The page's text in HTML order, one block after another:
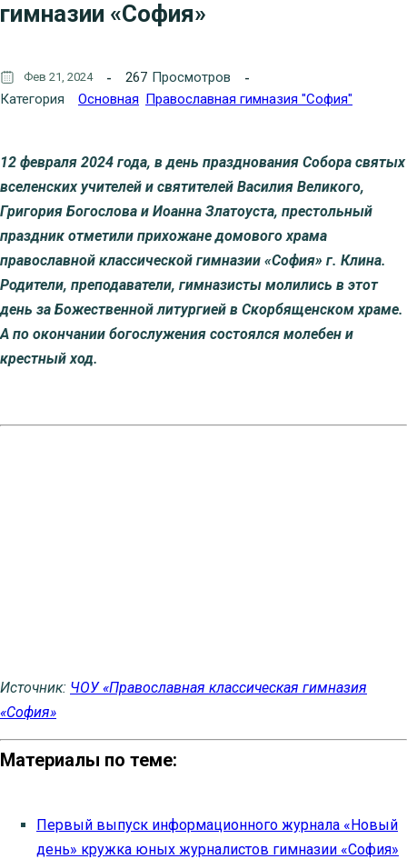
гимназии «София»
Фев 21, 2024 267 Просмотров
Категория
Основная Православная гимназия "София"
12 февраля 2024 года, в день празднования Собора святых
вселенских учителей и святителей Василия Великого,
Григория Богослова и Иоанна Златоуста, престольный
праздник отметили прихожане домового храма
православной классической гимназии «София» г. Клина.
Родители, преподаватели, гимназисты молились в этот
день за Божественной литургией в Скорбященском храме.
А по окончании богослужения состоялся молебен и
крестный ход.
Источник: ЧОУ «Православная классическая гимназия
«София»
Материалы по теме:
Первый выпуск информационного журнала «Новый
день» кружка юных журналистов гимназии «София»